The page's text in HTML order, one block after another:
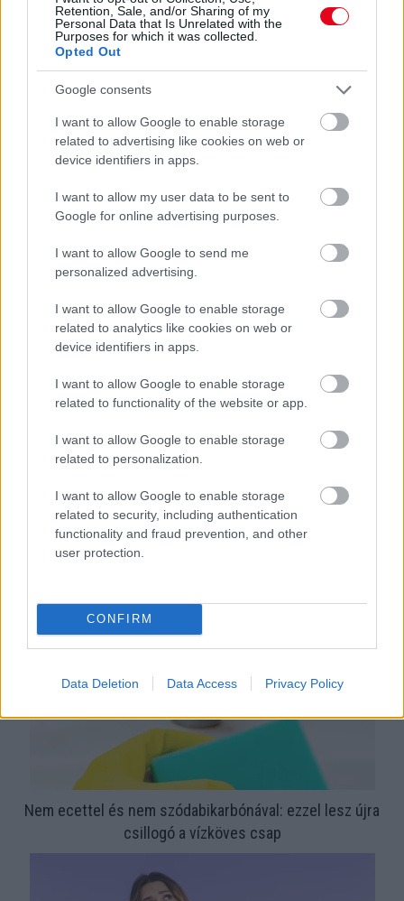
Retention, Sale, and/or Sharing of my
Personal Data that Is Unrelated with the
Purposes for which it was collected.
Opted Out
Google consents
I want to allow Google to enable storage
related to advertising like cookies on web or
device identifiers in apps.
I want to allow my user data to be sent to
Google for online advertising purposes.
I want to allow Google to send me
personalized advertising.
I want to allow Google to enable storage
related to analytics like cookies on web or
device identifiers in apps.
I want to allow Google to enable storage
related to functionality of the website or app.
I want to allow Google to enable storage
related to personalization.
I want to allow Google to enable storage
related to security, including authentication
functionality and fraud prevention, and other
user protection.
CONFIRM
Data Deletion Data Access Privacy Policy
próbál figyelmeztetni
Orvos figyelmeztet: ezt az apró reggeli tünetet ne
Ezért párásodik be állandóan az ablak – egyszerűbb a
Nem ecettel és nem szódabikarbónával: ezzel lesz újra
csillogó a vízköves csap